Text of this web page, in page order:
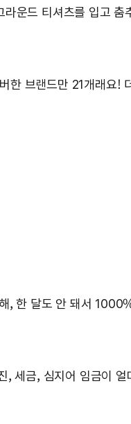
운드 티셔츠를 입고
브랜드만 21개래요!
, 한 달도 안 돼서
세금, 심지어 임금이